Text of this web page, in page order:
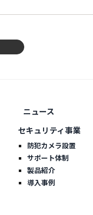
ニュース
セキュリティ事業
防犯カメラ設置
サポート体制
製品紹介
導入事例